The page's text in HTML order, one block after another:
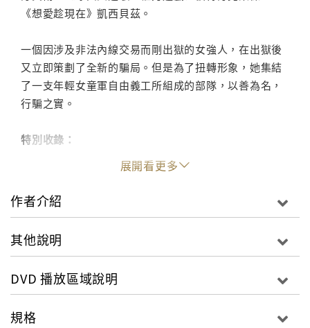
《想愛趁現在》凱西貝茲。
一個因涉及非法內線交易而剛出獄的女強人，在出獄後
又立即策劃了全新的騙局。但是為了扭轉形象，她集結
了一支年輕女童軍自由義工所組成的部隊，以善為名，
行騙之實。
特別收錄：
加長版與導演第二版場景
NG畫面
反轉結局
影音規格
螢幕比：寬銀幕 16:9
音效：Dolby Digital 5.1 英語/葡萄牙語/西班牙語
展開看更多
作者介紹
其他說明
DVD 播放區域說明
規格